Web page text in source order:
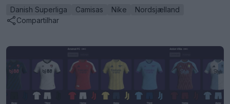
Danish Superliga Camisas Nike
Nordsjælland
Compartilhar